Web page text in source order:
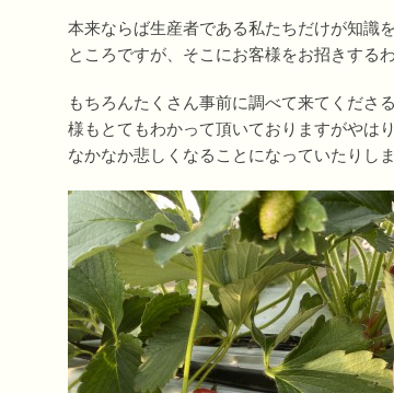
本来ならば生産者である私たちだけが知識
ところですが、そこにお客様をお招きするわ
もちろんたくさん事前に調べて来てくださ
様もとてもわかって頂いておりますがやは
なかなか悲しくなることになっていたりしま